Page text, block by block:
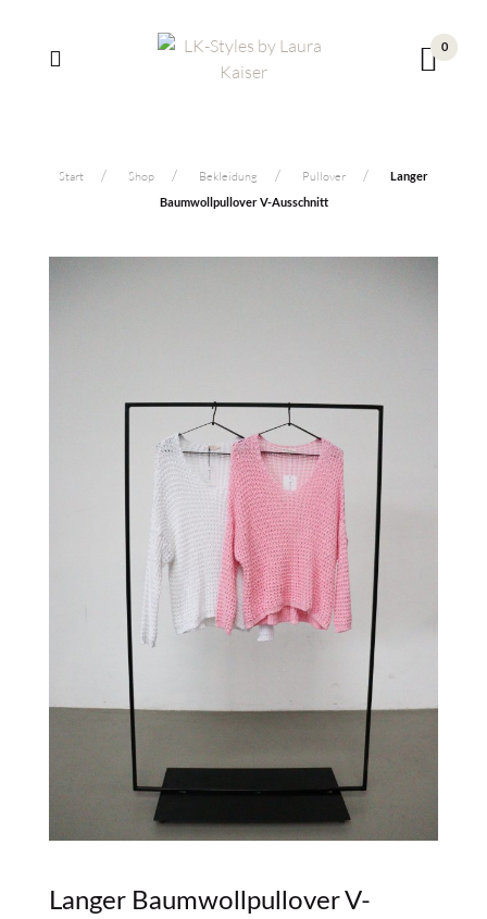
0
Start Shop Bekleidung Pullover
Langer
Baumwollpullover V-Ausschnitt
Langer Baumwollpullover V-